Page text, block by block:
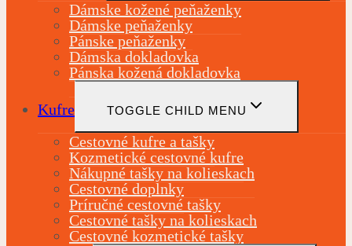
Dámske kožené peňaženky
Dámske peňaženky
Pánske peňaženky
Dámska dokladovka
Pánska kožená dokladovka
Kufre TOGGLE CHILD MENU
Cestovné kufre a tašky
Kozmetické cestovné kufre
Nákupné tašky na kolieskach
Cestovné doplnky
Príručné cestovné tašky
Cestovné tašky na kolieskach
Cestovné kozmetické tašky